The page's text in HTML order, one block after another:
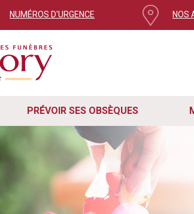
NUMÉROS D'URGENCE NOS
PRÉVOIR SES OBSÈQUES
utilisateur,
s’affiche automatiquement si la version de votre
veuillez suivre ces trois étapes simples :
cas, veuillez mettre à jour votre navigateur vers sa
Rafraîchissez simplement la page actuelle. Vous
le navigateur et revenir sur le site internet Remory.
ces deux étapes, vous serez en mesure d'utiliser
à rencontrer des difficultés, n'hésitez pas à nous